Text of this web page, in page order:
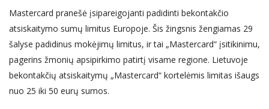
Mastercard pranešė įsipareigojanti padidinti bekontakčio
atsiskaitymo sumų limitus Europoje. Šis žingsnis žengiamas 29
šalyse padidinus mokėjimų limitus, ir tai „Mastercard“ įsitikinimu,
pagerins žmonių apsipirkimo patirtį visame regione. Lietuvoje
bekontakčių atsiskaitymų „Mastercard“ kortelėmis limitas išaugs
nuo 25 iki 50 eurų sumos.